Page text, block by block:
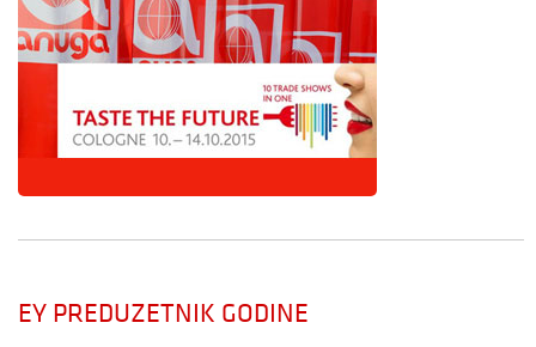
EY PREDUZETNIK GODINE